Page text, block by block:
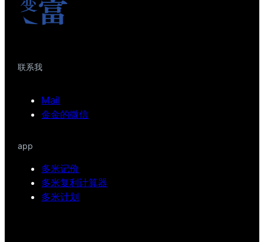
联系我
Mail
金金的微信
app
多米记价
多米复利计算器
多米计划